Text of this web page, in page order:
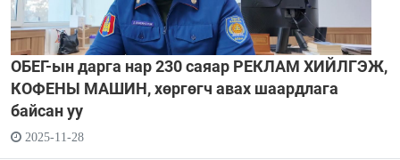
ОБЕГ-ын дарга нар 230 саяар РЕКЛАМ ХИЙЛГЭЖ,
КОФЕНЫ МАШИН, хөргөгч авах шаардлага
байсан уу
2025-11-28